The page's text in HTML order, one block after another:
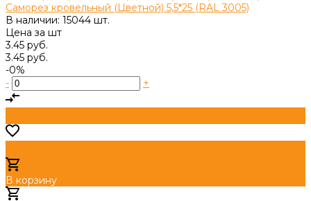
Саморез кровельный (Цветной) 5,5*25 (RAL 3005)
В наличии: 15044 шт.
Цена за шт
3.45 руб.
3.45 руб.
-0%
-
+
В корзину